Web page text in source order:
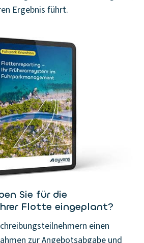
Ergebnis führt.
Sie für die
Flotte eingeplant?
einen
zur Angebotsabgabe und